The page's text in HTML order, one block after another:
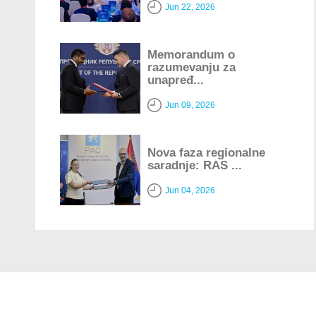
Jun 22, 2026
Memorandum o
razumevanju za
unapređ...
Jun 09, 2026
Nova faza regionalne
saradnje: RAS ...
Jun 04, 2026